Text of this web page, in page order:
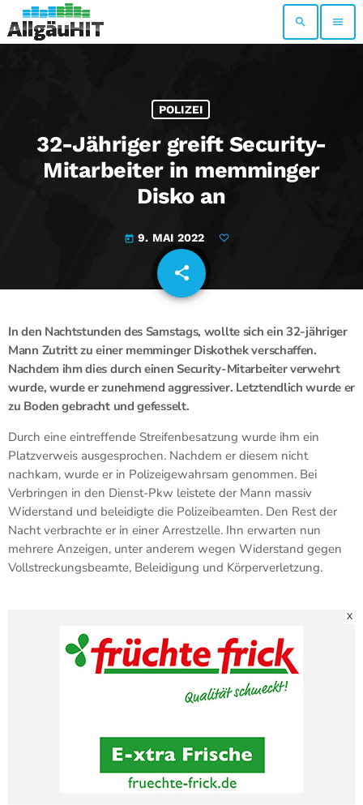
search menu
POLIZEI
32-Jähriger greift Security-
Mitarbeiter in memminger
Disko an
today 9. MAI 2022
share
email
In den Nachtstunden des Samstags, wollte sich ein 32-jähriger
Mann Zutritt zu einer memminger Diskothek verschaffen.
Nachdem ihm dies durch einen Security-Mitarbeiter verwehrt
wurde, wurde er zunehmend aggressiver. Letztendlich wurde er
zu Boden gebracht und gefesselt.
Durch eine eintreffende Streifenbesatzung wurde ihm ein
Platzverweis ausgesprochen. Nachdem er diesem nicht
nachkam, wurde er in Polizeigewahrsam genommen. Bei
Verbringen in den Dienst-Pkw leistete der Mann massiv
Widerstand und beleidigte die Polizeibeamten. Den Rest der
Nacht verbrachte er in einer Arrestzelle. Ihn erwarten nun
mehrere Anzeigen, unter anderem wegen Widerstand gegen
Vollstreckungsbeamte, Beleidigung und Körperverletzung.
X